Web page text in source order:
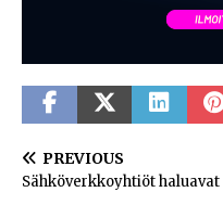
PREVIOUS
Sähköverkkoyhtiöt